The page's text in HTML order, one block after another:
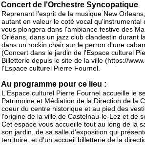
Concert de l'Orchestre Syncopatique
Reprenant l'esprit de la musique New
autant en valeur le coté vocal
vous plongera dans l'ambiance festive des
Orléans, dans un jazz club clandestin durant
dans un rockin chair sur le perron d'une
(Concert dans le jardin de l'Espace culturel
Billetterie depuis le site de la ville (https://
l'Espace culturel Pierre Fournel.
Au programme pour ce lieu :
L'Espace culturel Pierre Fournel accueille le
Patrimoine et Médiation de la Direction de la
coeur du centre historique et au pied des
l'origine de la ville de Castelnau-le-Lez et de
Cet espace vous accueille tout au long de la
son jardin, de sa salle d'exposition qui
territoire. et d'un accueil billetterie de la